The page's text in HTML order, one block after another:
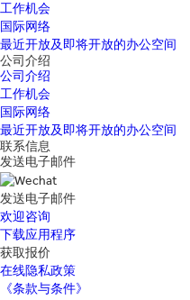
工作机会
国际网络
最近开放及即将开放的办公空间
公司介绍
公司介绍
工作机会
国际网络
最近开放及即将开放的办公空间
联系信息
发送电子邮件
发送电子邮件
欢迎咨询
下载应用程序
获取报价
在线隐私政策
《条款与条件》